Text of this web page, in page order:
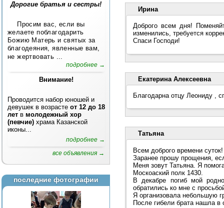
Дорогие братья и сестры!
Просим вас, если вы
желаете поблагодарить
Божию Матерь и святых за
благодеяния, явленные вам,
не жертвовать ...
подробнее →
Внимание!
Проводится набор юношей и
девушек в возрасте от 12 до 18
лет в молодежный хор
(певчие) храма Казанской
иконы...
подробнее →
все объявления →
последние фотографии
Ирина
Доброго всем дня!
изменились, требуется
Спаси Господи!
Екатерина Алексеевна
Благодарна отцу Леониду ,
Татьяна
Всем доброго времени суток!
Заранее прошу прощения,
Меня зовут Татьяна. Я
Москоаский полк 1430.
В декабре погиб мой
обратились ко мне с
Я организовала небольшую
После гибели брата нашла в